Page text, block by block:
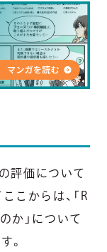
評価について
こからは、「R
か」について
。